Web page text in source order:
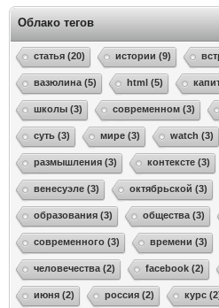
Облако тегов
статья (20) истории (9)
вазюлина (5) html (5)
школы (3) современном (3)
суть (3) мире (3) watch (3)
размышления (3) контексте (3)
венесуэле (3) октябрьской (3)
образования (3) общества (3)
современного (3) времени (3)
человечества (2) facebook (2)
июня (2) россия (2) курс